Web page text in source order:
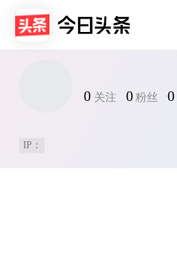
0 关注 0 粉丝 0
IP：